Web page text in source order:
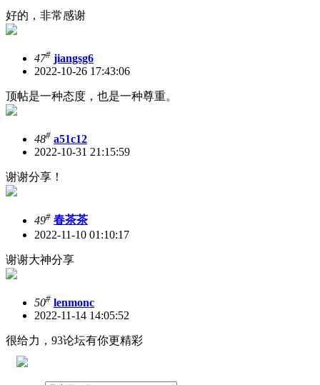
好的，非常感谢
47# jiangsg6
2022-10-26 17:43:06
顶帖是一种态度，也是一种尊重。
48# a51c12
2022-10-31 21:15:59
谢谢分享！
49# 春茶茶
2022-11-10 01:10:17
谢谢大神分享
50# lenmonc
2022-11-14 14:05:52
很给力，93论坛有你更精彩